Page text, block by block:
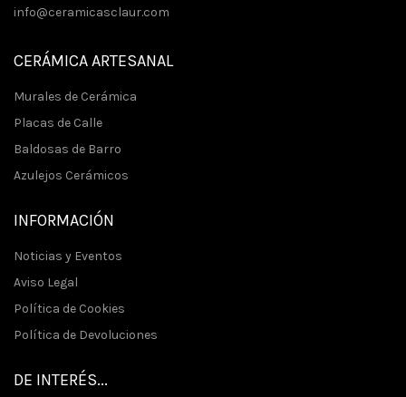
info@ceramicasclaur.com
CERÁMICA ARTESANAL
Murales de Cerámica
Placas de Calle
Baldosas de Barro
Azulejos Cerámicos
INFORMACIÓN
Noticias y Eventos
Aviso Legal
Política de Cookies
Política de Devoluciones
DE INTERÉS...